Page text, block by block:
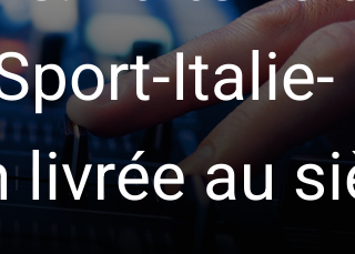
Italie-
au